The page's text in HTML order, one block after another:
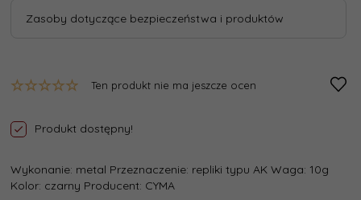
Zasoby dotyczące bezpieczeństwa i produktów
Ten produkt nie ma jeszcze ocen
Produkt dostępny!
Wykonanie: metal Przeznaczenie: repliki typu AK Waga: 10g
Kolor: czarny Producent: CYMA